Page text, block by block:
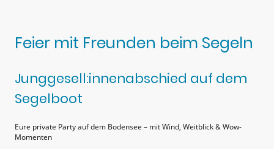
Feier mit Freunden beim Segeln
Junggesell:innenabschied auf dem
Segelboot
Eure private Party auf dem Bodensee – mit Wind, Weitblick & Wow-
Momenten